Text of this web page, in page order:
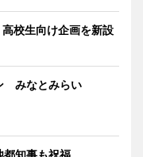
校生向け企画を新設
みなとみらい
知事も祝福